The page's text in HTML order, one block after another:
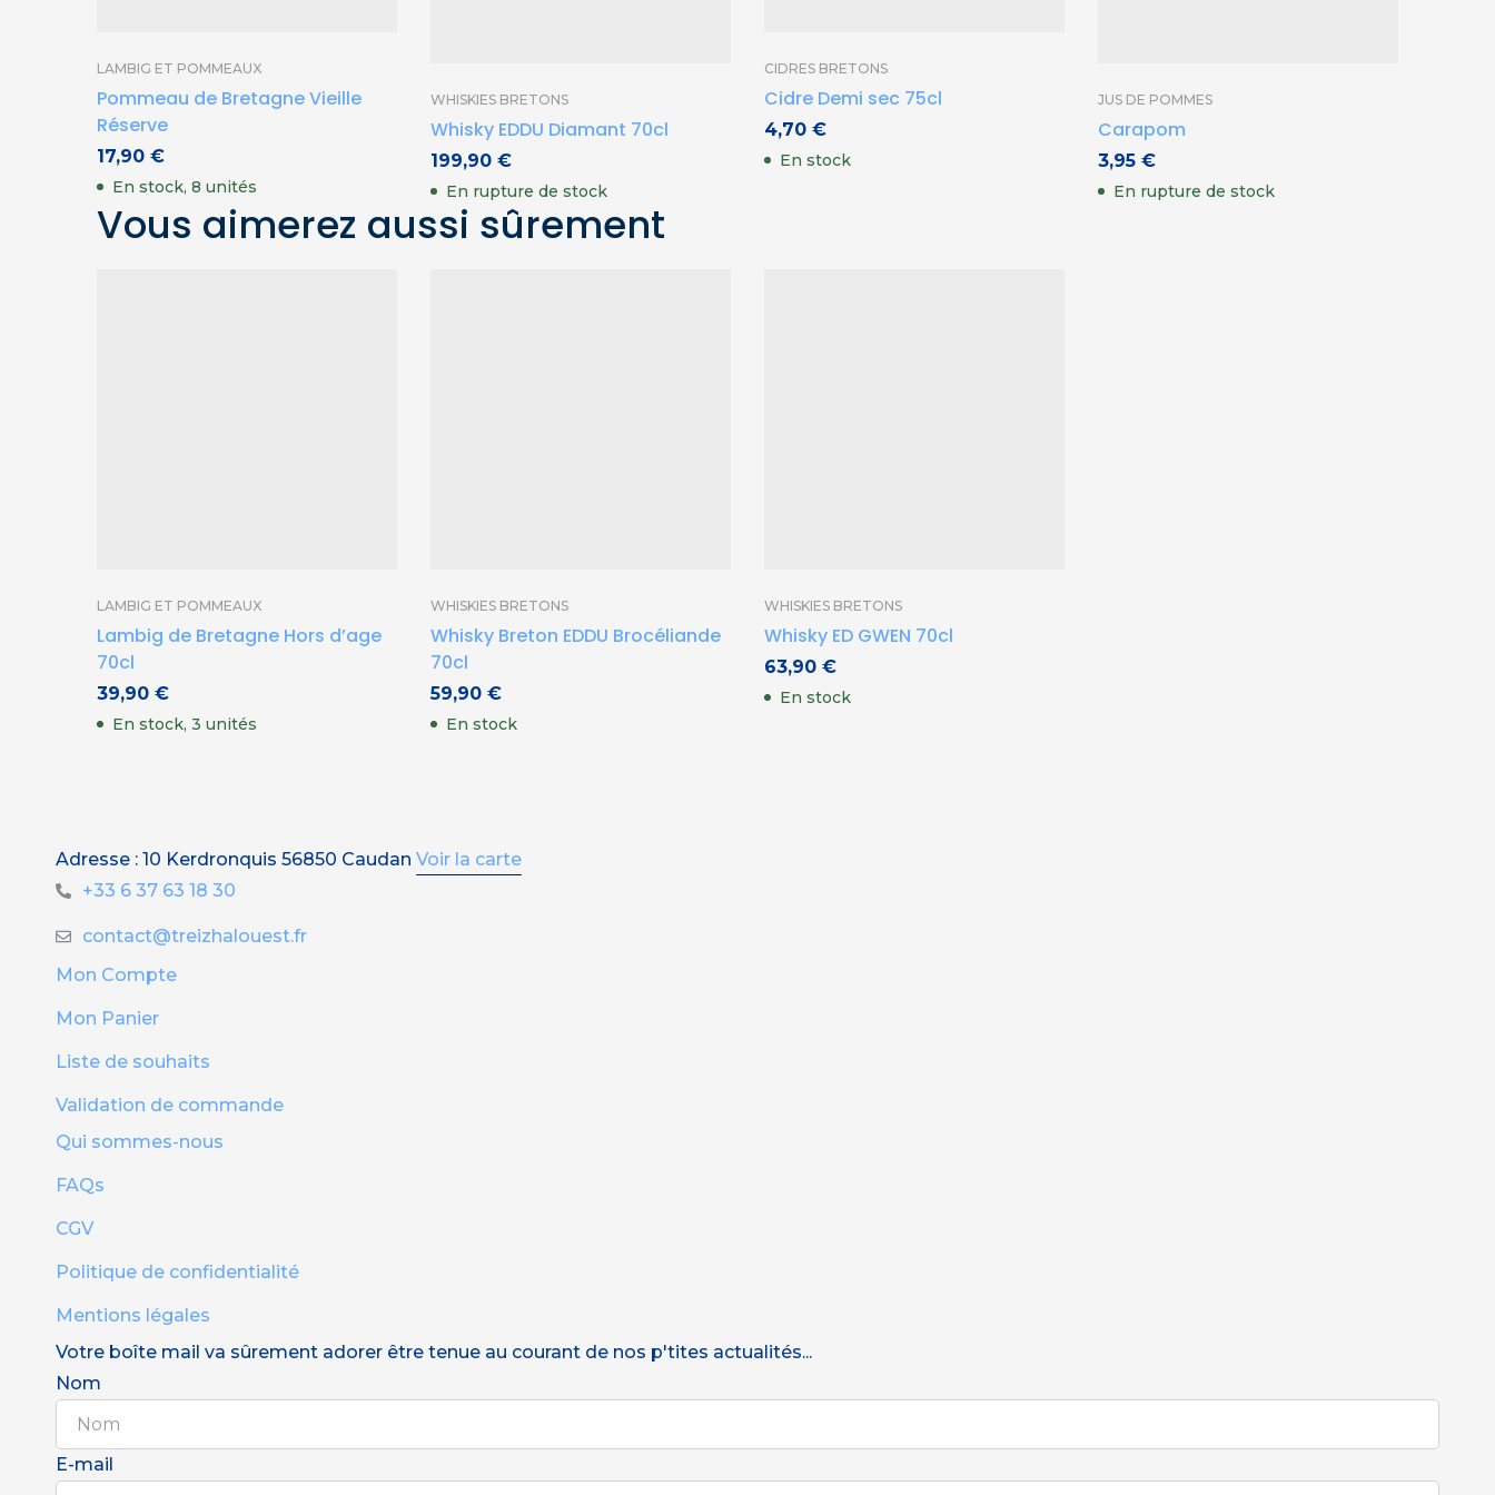
LAMBIG ET POMMEAUX
Pommeau de Bretagne Vieille
Réserve
17,90 €
En stock, 8 unités
WHISKIES BRETONS
Whisky EDDU Diamant 70cl
199,90 €
En rupture de stock
CIDRES BRETONS
Cidre Demi sec 75cl
4,70 €
En stock
JUS DE POMMES
Carapom
3,95 €
En rupture de stock
Vous aimerez aussi sûrement
LAMBIG ET POMMEAUX
Lambig de Bretagne Hors d’age
70cl
39,90 €
En stock, 3 unités
WHISKIES BRETONS
Whisky Breton EDDU Brocéliande
70cl
59,90 €
En stock
WHISKIES BRETONS
Whisky ED GWEN 70cl
63,90 €
En stock
Adresse : 10 Kerdronquis 56850 Caudan Voir la carte
+33 6 37 63 18 30
contact@treizhalouest.fr
Mon Compte
Mon Panier
Liste de souhaits
Validation de commande
Qui sommes-nous
FAQs
CGV
Politique de confidentialité
Mentions légales
Votre boîte mail va sûrement adorer être tenue au courant de nos p'tites actualités...
Nom
E-mail